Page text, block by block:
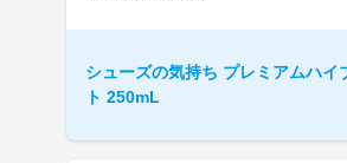
シューズの気持ち プレミアムハイ
ト 250mL